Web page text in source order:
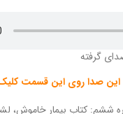
گرفته
این صدا روی این قسمت